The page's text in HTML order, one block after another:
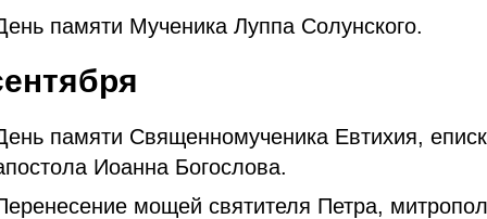
памяти Мученика Луппа Солунского.
памяти Священномученика Евтихия,
Иоанна Богослова.
мощей святителя Петра,